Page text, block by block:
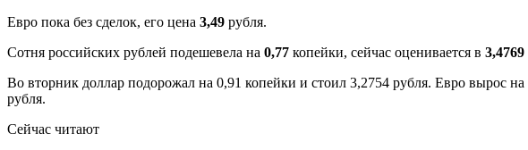
Евро пока без сделок, его цена 3,49 рубля.
Сотня российских рублей подешевела на 0,77 копейки, сейчас оценивается в 3,4769
Во вторник доллар подорожал на 0,91 копейки и стоил 3,2754 рубля. Евро вырос
рубля.
Сейчас читают